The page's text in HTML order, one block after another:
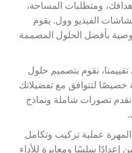
ومتطلبات المساحة،
الفيديو وول. يقوم
بأفضل الحلول المصممة
نقوم بتصميم حلول
لتتوافق مع تفضيلاتك
نقدم تصورات شاملة ونماذج
المهرة عملية تركيب وتكامل
سلسًا ومعايرة للأداء